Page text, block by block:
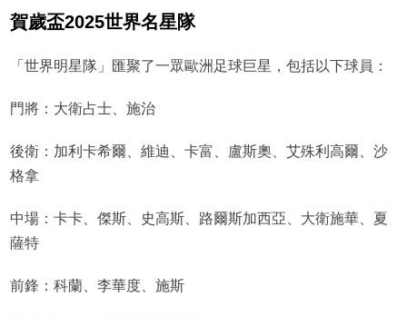
賀歲盃2025世界名星隊
「世界明星隊」匯聚了一眾歐洲足球巨星，包括以下球員：
門將：大衛占士、施治
後衛：加利卡希爾、維迪、卡富、盧斯奧、艾殊利高爾、沙
格拿
中場：卡卡、傑斯、史高斯、路爾斯加西亞、大衛施華、夏
薩特
前鋒：科蘭、李華度、施斯